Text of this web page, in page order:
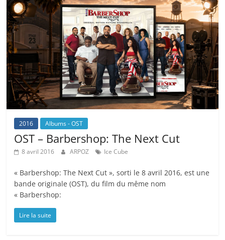
2016 Albums - OST
OST – Barbershop: The Next Cut
8 avril 2016 ARPOZ Ice Cube
« Barbershop: The Next Cut », sorti le 8 avril 2016, est une
bande originale (OST), du film du même nom
« Barbershop:
Lire la suite